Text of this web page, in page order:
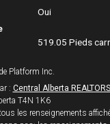
Oui
519.05 Pieds
Platform Inc.
: Central Alberta
T4N 1K6
les renseignements